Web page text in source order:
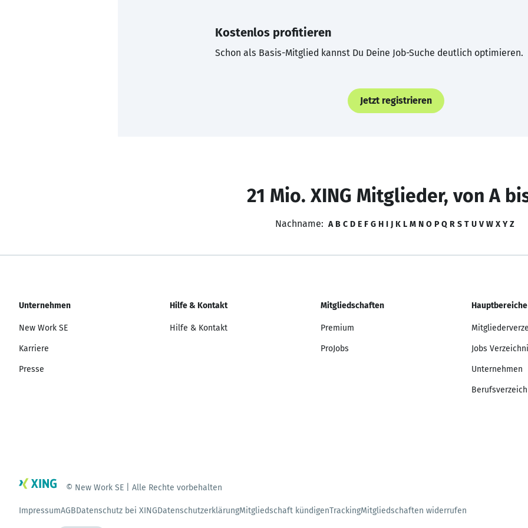
Kostenlos profitieren
Schon als Basis-Mitglied kannst Du Deine Job-Suche deutlich optimieren.
Jetzt registrieren
21 Mio. XING Mitglieder, von A
Nachname: A B C D E F G H I J K L M N O P Q R S T U V W X Y Z
Unternehmen
New Work SE
Karriere
Presse
Hilfe & Kontakt
Hilfe & Kontakt
Mitgliedschaften
Premium
ProJobs
Hauptbereiche
Jobs
Unternehmen
© New Work SE | Alle Rechte vorbehalten
ImpressumAGBDatenschutz bei XINGDatenschutzerklärungMitgliedschaft kündigenTrackingMitgliedschaften widerrufen